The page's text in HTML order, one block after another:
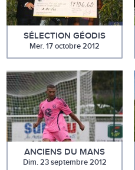
SÉLECTION GÉODIS
Mer. 17 octobre 2012
ANCIENS DU MANS
Dim. 23 septembre 2012